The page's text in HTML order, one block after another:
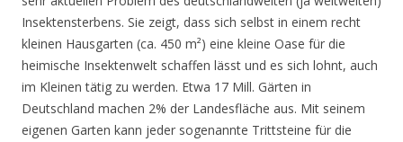
Insektensterbens. Sie zeigt, dass sich selbst in einem recht
kleinen Hausgarten (ca. 450 m²) eine kleine Oase für die
heimische Insektenwelt schaffen lässt und es sich lohnt, auch
im Kleinen tätig zu werden. Etwa 17 Mill. Gärten in
Deutschland machen 2% der Landesfläche aus. Mit seinem
eigenen Garten kann jeder sogenannte Trittsteine für die